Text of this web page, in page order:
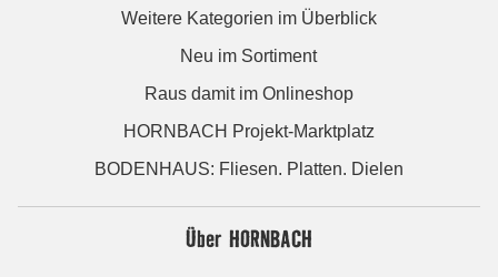
Weitere Kategorien im Überblick
Neu im Sortiment
Raus damit im Onlineshop
HORNBACH Projekt-Marktplatz
BODENHAUS: Fliesen. Platten. Dielen
Über HORNBACH